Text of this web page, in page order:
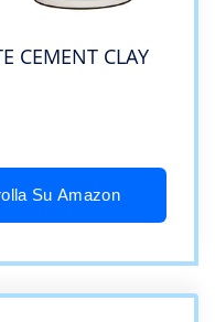
CEMENT CLAY
Su Amazon